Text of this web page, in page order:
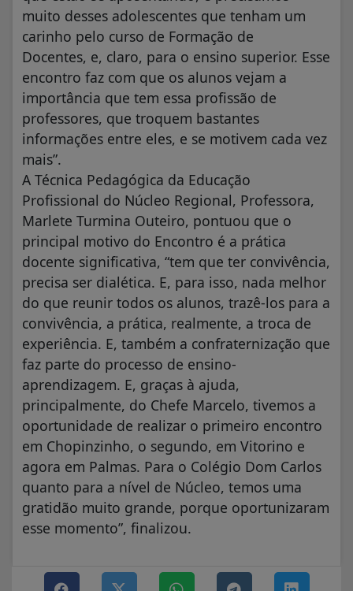
muito desses adolescentes que tenham um
carinho pelo curso de Formação de
Docentes, e, claro, para o ensino superior. Esse
encontro faz com que os alunos vejam a
importância que tem essa profissão de
professores, que troquem bastantes
informações entre eles, e se motivem cada vez
mais”.
A Técnica Pedagógica da Educação
Profissional do Núcleo Regional, Professora,
Marlete Turmina Outeiro, pontuou que o
principal motivo do Encontro é a prática
docente significativa, “tem que ter convivência,
precisa ser dialética. E, para isso, nada melhor
do que reunir todos os alunos, trazê-los para a
convivência, a prática, realmente, a troca de
experiência. E, também a confraternização que
faz parte do processo de ensino-
aprendizagem. E, graças à ajuda,
principalmente, do Chefe Marcelo, tivemos a
oportunidade de realizar o primeiro encontro
em Chopinzinho, o segundo, em Vitorino e
agora em Palmas. Para o Colégio Dom Carlos
quanto para a nível de Núcleo, temos uma
gratidão muito grande, porque oportunizaram
esse momento”, finalizou.